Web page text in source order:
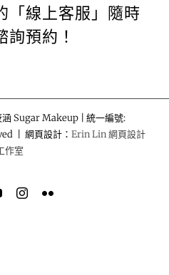
「線上客服」隨時
詢預約！
Sugar Makeup | 統一編號:
| 網頁設計： Erin Lin 網頁設計
作室
YouTubeInstagram
Flickr